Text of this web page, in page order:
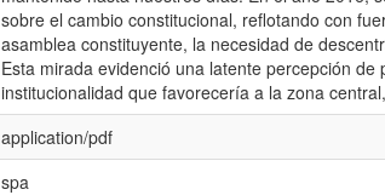
sobre el cambio constitucional, reflotando con
asamblea constituyente, la necesidad de
Esta mirada evidenció una latente percepción
institucionalidad que favorecerí­a a la zona
application/pdf
spa